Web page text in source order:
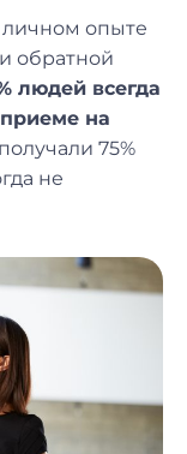
опыте
обратной
людей всегда
на
75%
не